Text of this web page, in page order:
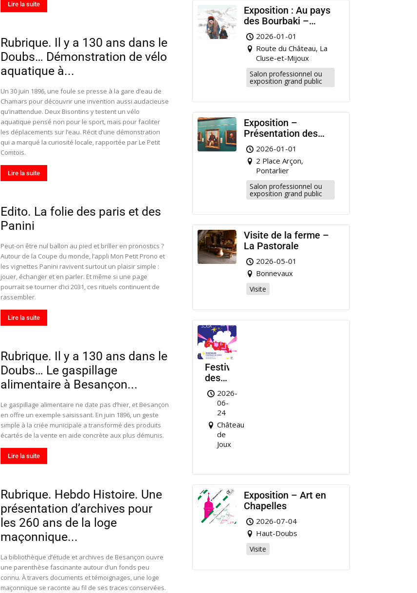
Lire la suite
Rubrique. Il y a 130 ans dans le
Doubs… Démonstration de vélo
aquatique à...
Un 30 juin 1896, une foule se presse à la gare d’eau de
Chamars pour découvrir une invention aussi audacieuse
qu’inattendue. Deux Bisontins y testent un vélo
aquatique pensé non pour le sport, mais pour faciliter
les déplacements sur l’eau. Récit d’une démonstration
qui a marqué la curiosité locale, rapportée par Le Petit
Comtois.
Lire la suite
Edito. La folie des paris et des
Panini
Peut-on être nul ballon au pied et briller en pronostics ?
Autour de la Coupe du monde, l’appli Mon Petit Prono et
les vignettes Panini ravivent surtout un plaisir simple :
jouer, échanger et en parler. Et même si une page
pourrait se tourner d’ici 2031, ces rituels continuent de
rassembler.
Lire la suite
Rubrique. Il y a 130 ans dans le
Doubs… Le gaspillage
alimentaire à Besançon...
Le gaspillage alimentaire ne date pas d’hier, et Besançon
en offre un exemple saisissant. En juin 1896, un geste
simple à la criée municipale a transformé des produits
écartés de la vente en aide concrète aux plus démunis.
Lire la suite
Rubrique. Hebdo Histoire. Une
présentation d’archives pour
les 260 ans de la loge
maçonnique...
La bibliothèque d’étude et archives de Besançon ouvre
une parenthèse fascinante autour d’un fonds peu
connu. À travers documents et témoignages, une loge
maçonnique se raconte au fil de ses traces conservées.
Exposition : Au pays
des Bourbaki –
Musée Municipal
Pontarlier
2026-01-01
Route du Château, La
Cluse-et-Mijoux
Salon professionnel ou
exposition grand public
Exposition –
Présentation des
portraits de militaire
restaurés à
Pontarlier
2026-01-01
2 Place Arçon,
Pontarlier
Salon professionnel ou
exposition grand public
Visite de la ferme –
La Pastorale
2026-05-01
Bonnevaux
Visite
Festival
des
Nuits
de
Joux
2026-
06-
24
Château
de
Joux
Exposition – Art en
Chapelles
2026-07-04
Haut-Doubs
Visite